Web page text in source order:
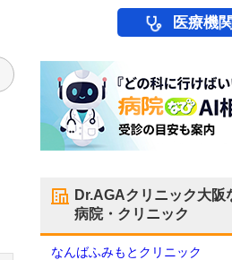
医療機
Dr.AGAクリニック大阪
病院・クリニック
なんばふみもとクリニック